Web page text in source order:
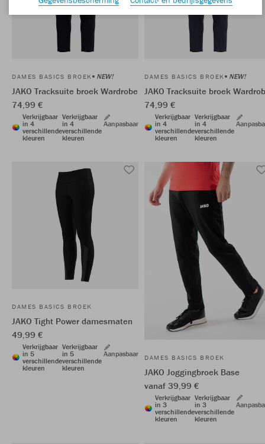
DAMES BASICS BROEK NEW!
JAKO Tracksuite broek Wardrobe
74,99 €
Verkrijgbaar
in 4
verschillende
kleuren
Verkrijgbaar
in 4
verschillende
kleuren
Aanpasbaar
DAMES BASICS BROEK NEW!
JAKO Tracksuite broek
74,99 €
Verkrijgbaar
in 4
verschillende
kleuren
Verkrijgbaar
in 4
verschillende
kleuren
DAMES BASICS BROEK
JAKO Tight Power damesmaten
49,99 €
Verkrijgbaar
in 5
verschillende
kleuren
Verkrijgbaar
in 5
verschillende
kleuren
Aanpasbaar DAMES BASICS BROEK
JAKO Joggingbroek Base
vanaf 39,99 €
Verkrijgbaar
in 3
verschillende
kleuren
Verkrijgbaar
in 3
verschillende
kleuren